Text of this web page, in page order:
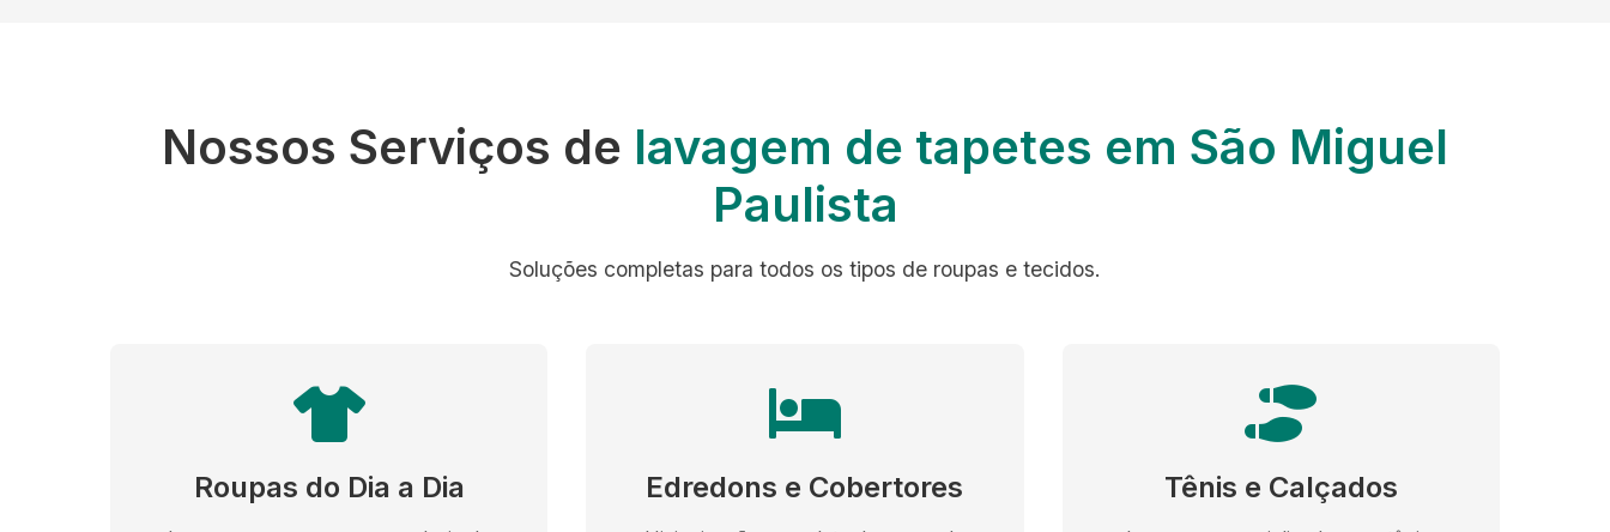
Nossos Serviços de lavagem de tapetes em São Miguel
Paulista
Soluções completas para todos os tipos de roupas e tecidos.
Roupas do Dia a Dia Edredons e Cobertores Tênis e Calçados